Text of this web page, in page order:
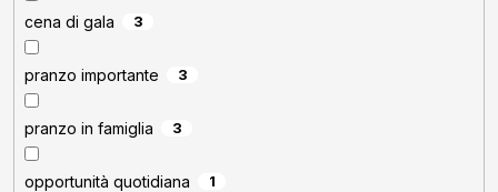
cena di gala 3
pranzo importante 3
pranzo in famiglia 3
opportunità quotidiana 1